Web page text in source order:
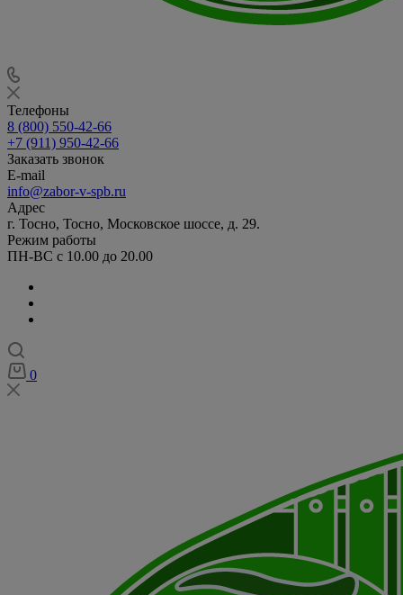
Телефоны
8 (800) 550-42-66
+7 (911) 950-42-66
Заказать звонок
E-mail
info@zabor-v-spb.ru
Адрес
г. Тосно, Тосно, Московское шоссе, д. 29.
Режим работы
ПН-ВС с 10.00 до 20.00
0